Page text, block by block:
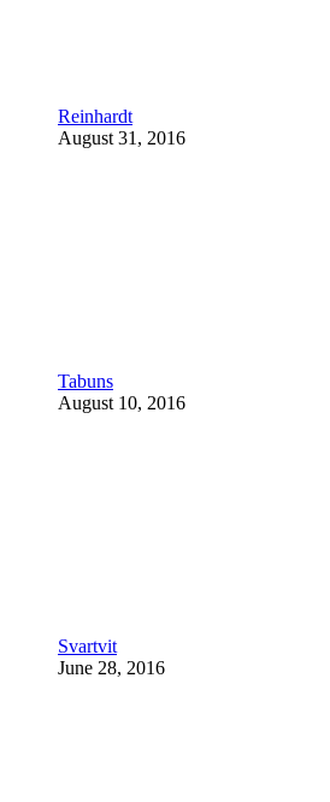
Reinhardt
August 31, 2016
Tabuns
August 10, 2016
Svartvit
June 28, 2016